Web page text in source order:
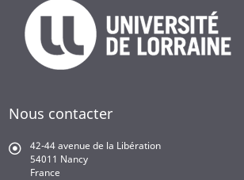
Nous contacter
42-44 avenue de la Libération
54011 Nancy
France